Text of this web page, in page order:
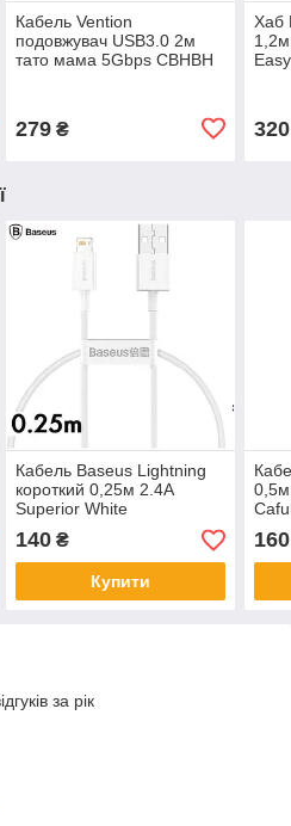
Кабель Vention
подовжувач USB3.0 2м
тато мама 5Gbps CBHBH
279₴
Хаб
320
Кабель Baseus Lightning
короткий 0,25м 2.4A
Superior White
140₴
Купити
AG1
160
за рік